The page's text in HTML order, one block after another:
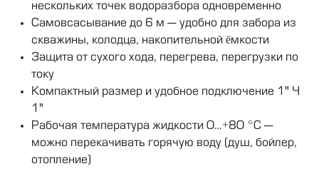
нескольких точек водоразбора одновременно
Самовсасывание до 6 м — удобно для забора из
скважины, колодца, накопительной ёмкости
Защита от сухого хода, перегрева, перегрузки по
току
Компактный размер и удобное подключение 1" ×
1"
Рабочая температура жидкости 0…+80 °C —
можно перекачивать горячую воду (душ, бойлер,
отопление)